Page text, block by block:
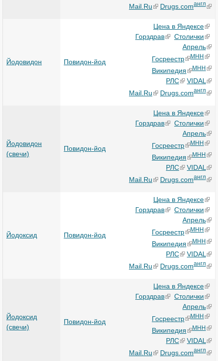
Mail.Ru
Drugs.comангл
Йодовидон Повидон-йод
Цена в Яндексе
Горздрав
Столички
Апрель
Госреестр
МНН
Википедия МНН
РЛС
VIDAL
Mail.Ru
Drugs.comангл
Йодовидон
(свечи)
Повидон-йод
Цена в Яндексе
Горздрав
Столички
Апрель
Госреестр
МНН
Википедия МНН
РЛС
VIDAL
Mail.Ru
Drugs.comангл
Йодоксид Повидон-йод
Цена в Яндексе
Горздрав
Столички
Апрель
Госреестр
МНН
Википедия МНН
РЛС
VIDAL
Mail.Ru
Drugs.comангл
Йодоксид
(свечи)
Повидон-йод
Цена в Яндексе
Горздрав
Столички
Апрель
Госреестр
МНН
Википедия МНН
РЛС
VIDAL
Mail.Ru
Drugs.comангл